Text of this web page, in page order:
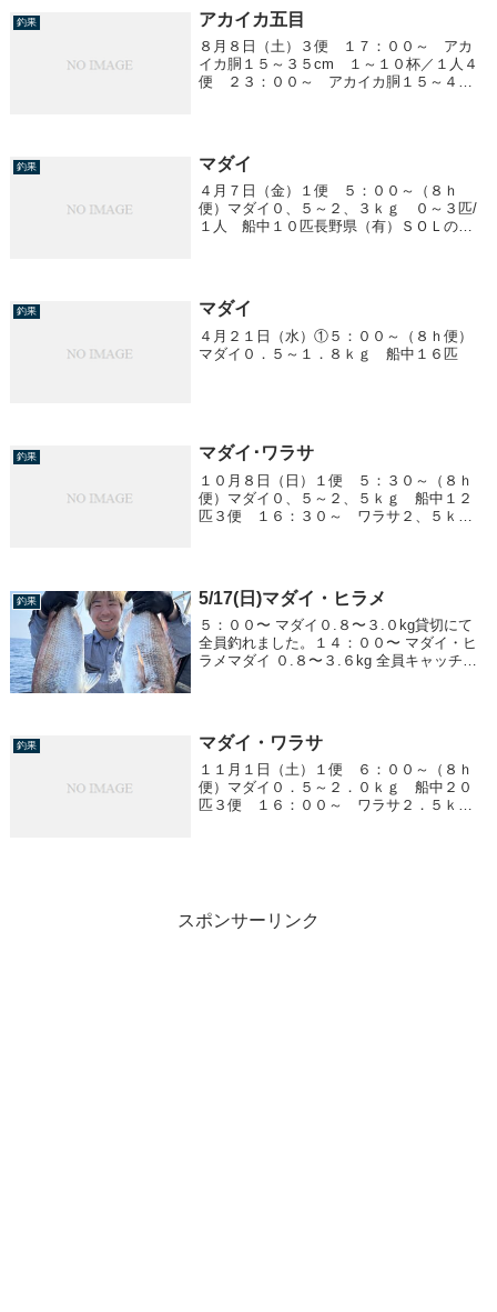
釣果 アカイカ五目
８月８日（土）３便 １７：００～ アカ
イカ胴１５～３５cm １～１０杯／１人４
便 ２３：００～ アカイカ胴１５～４０
釣果 マダイ
４月７日（金）１便 ５：００～（８ｈ
便）マダイ０、５～２、３ｋｇ ０～３匹/
１人 船中１０匹長野県（有）ＳＯＬの皆
釣果 マダイ
４月２１日（水）①５：００～（８ｈ便）
マダイ０．５～１．８ｋｇ 船中１６匹
釣果 マダイ･ワラサ
１０月８日（日）１便 ５：３０～（８ｈ
便）マダイ０、５～２、５ｋｇ 船中１２
匹３便 １６：３０～ ワラサ２、５ｋｇ
釣果 5/17(日)マダイ・ヒラメ
５：００〜 マダイ０.８〜３.０kg貸切にて
全員釣れました。１４：００〜 マダイ・ヒ
ラメマダイ ０.８〜３.６kg 全員キャッチヒ
釣果 マダイ・ワラサ
１１月１日（土）１便 ６：００～（８ｈ
便）マダイ０．５～２．０ｋｇ 船中２０
匹３便 １６：００～ ワラサ２．５ｋｇ
スポンサーリンク